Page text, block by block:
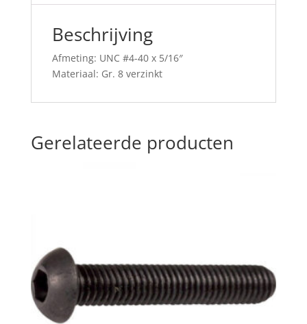
Beschrijving
Afmeting: UNC #4-40 x 5/16″
Materiaal: Gr. 8 verzinkt
Gerelateerde producten